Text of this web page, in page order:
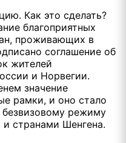
Как это сделать?
благоприятных
проживающих в
соглашение об
жителей
и Норвегии.
значение
рамки, и оно стало
режиму
странами Шенгена.